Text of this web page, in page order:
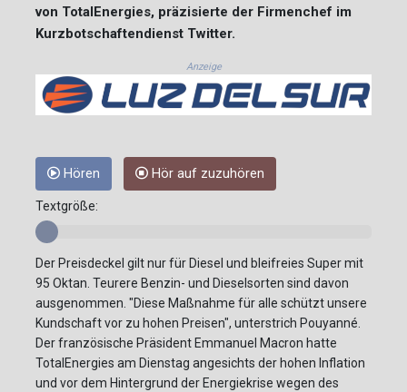
von TotalEnergies, präzisierte der Firmenchef im
Kurzbotschaftendienst Twitter.
Anzeige
Hören Hör auf zuzuhören
Textgröße:
Der Preisdeckel gilt nur für Diesel und bleifreies Super mit
95 Oktan. Teurere Benzin- und Dieselsorten sind davon
ausgenommen. "Diese Maßnahme für alle schützt unsere
Kundschaft vor zu hohen Preisen", unterstrich Pouyanné.
Der französische Präsident Emmanuel Macron hatte
TotalEnergies am Dienstag angesichts der hohen Inflation
und vor dem Hintergrund der Energiekrise wegen des